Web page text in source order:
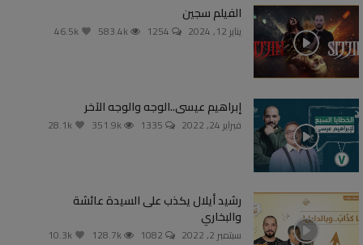
الفيلم سجين
يناير 12, 2024 1254
583.4k
إبراهيم عيسى..الوجه والوجه الآخر
فبراير 24, 2022 1335
351.9k
رشيد أيلال يكذب على السيدة عائشة
والبخاري
سبتمبر 2, 2022 1082
128.7k